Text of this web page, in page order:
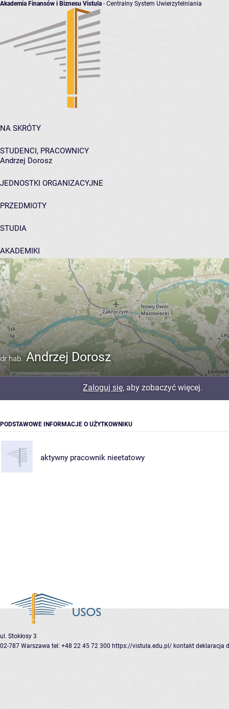
Akademia Finansów i Biznesu Vistula - Centralny System Uwierzytelniania
NA SKRÓTY
STUDENCI, PRACOWNICY
Andrzej Dorosz
JEDNOSTKI ORGANIZACYJNE
PRZEDMIOTY
STUDIA
AKADEMIKI
POMOC
dr hab. Andrzej Dorosz
Zaloguj się, aby zobaczyć więcej.
PODSTAWOWE INFORMACJE O UŻYTKOWNIKU
aktywny pracownik nieetatowy
ul. Stokłosy 3
02-787 Warszawa tel: +48 22 45 72 300 https://vistula.edu.pl/ kontakt deklaracja